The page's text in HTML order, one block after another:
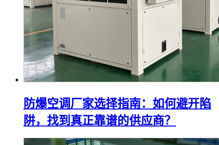
防爆空调厂家选择指南：如何避开陷
阱，找到真正靠谱的供应商？